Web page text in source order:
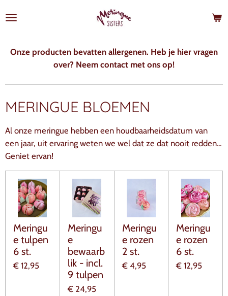
direct
de
hoofdinhoud
Onze producten bevatten allergenen. Heb je hier vragen
over? Neem contact met ons op!
MERINGUE BLOEMEN
Al onze meringue hebben een houdbaarheidsdatum van
een jaar, uit ervaring weten we wel dat ze dat nooit redden...
Geniet ervan!
Meringu
e tulpen
6 st.
€ 12,95
Meringu
e
bewaarb
lik - incl.
9 tulpen
€ 24,95
Meringu
e rozen
2 st.
€ 4,95
Meringu
e rozen
6 st.
€ 12,95